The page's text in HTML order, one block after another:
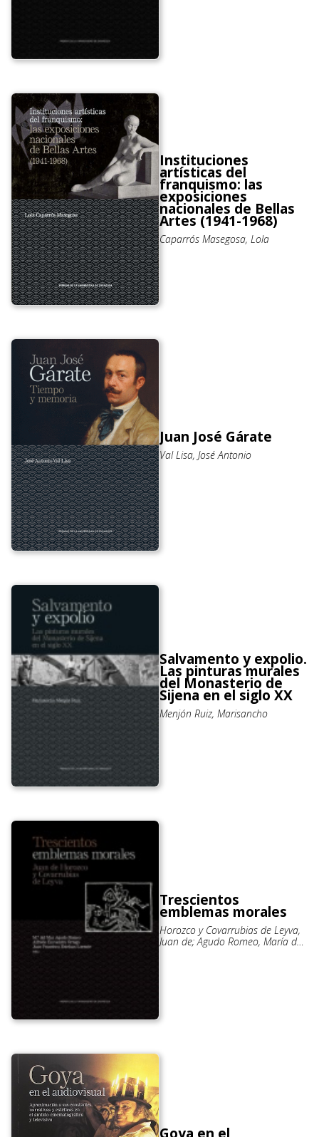
Instituciones
artísticas del
franquismo: las
exposiciones
nacionales de Bellas
Artes (1941-1968)
Caparrós Masegosa, Lola
Juan José Gárate
Val Lisa, José Antonio
Salvamento y expolio.
Las pinturas murales
del Monasterio de
Sijena en el siglo XX
Menjón Ruiz, Marisancho
Trescientos
emblemas morales
Horozco y Covarrubias de Leyva,
Juan de; Agudo Romeo, María del
Encuentra Ortega, Alfredo;
Esteban Lorente, Juan Francisco;
Goya en el